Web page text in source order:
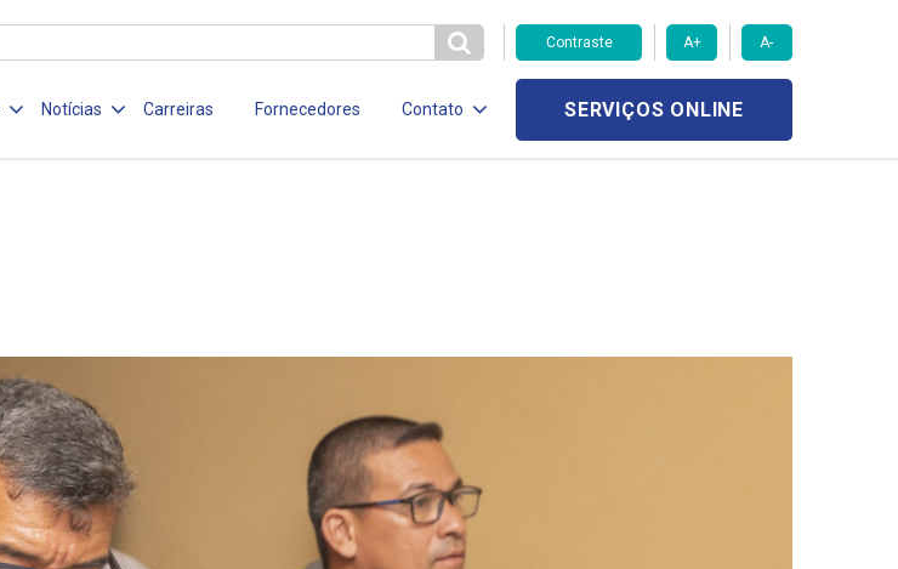
Contraste A+ A-
Notícias Carreiras Fornecedores Contato SERVIÇOS ONLINE